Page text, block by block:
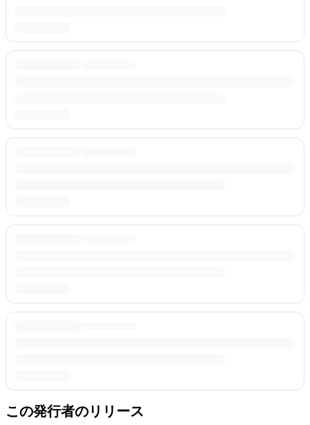
この発行者のリリース